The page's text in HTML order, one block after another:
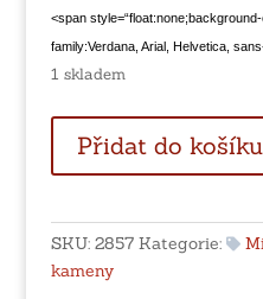
<span
family:Verdana, Arial, Helvetica,
1 skladem
Anglie
Přidat do košíku
SKU: 2857 Kategorie:
kameny